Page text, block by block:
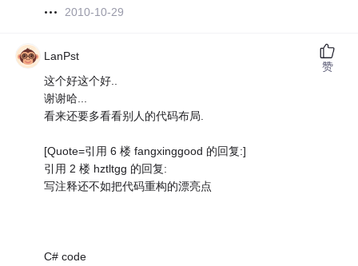
2010-10-29
LanPst
这个好这个好..
谢谢哈...
看来还要多看看别人的代码布局.
[Quote=引用 6 楼 fangxinggood 的回复:]
引用 2 楼 hztltgg 的回复:
写注释还不如把代码重构的漂亮点
C# code
赞